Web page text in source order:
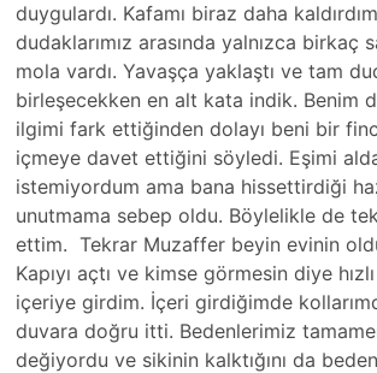
duygulardı. Kafamı biraz daha
dudaklarımız arasında yalnızca birkaç
mola vardı. Yavaşça yaklaştı ve tam
birleşecekken en alt kata indik. Benim
ilgimi fark ettiğinden dolayı beni bir
içmeye davet ettiğini söyledi. Eşimi
istemiyordum ama bana hissettirdiği
unutmama sebep oldu. Böylelikle de
ettim. Tekrar Muzaffer beyin evinin
Kapıyı açtı ve kimse görmesin diye
içeriye girdim. İçeri girdiğimde
duvara doğru itti. Bedenlerimiz
değiyordu ve sikinin kalktığını da